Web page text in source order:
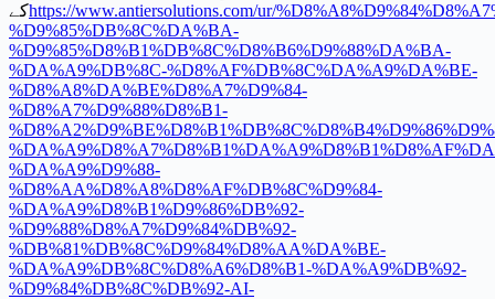
کےhttps://www.antiersolutions.com/ur/
%D9%85%DB%8C%DA%BA-
%D9%85%D8%B1%DB%8C%D8%B6%D9%88%DA%BA-
%DA%A9%DB%8C-%D8%AF%DB%8C%DA%A9%DA%BE-
%D8%A8%DA%BE%D8%A7%D9%84-
%D8%A7%D9%88%D8%B1-
%DA%A9%D9%88-
%D8%AA%D8%A8%D8%AF%DB%8C%D9%84-
%DA%A9%D8%B1%D9%86%DB%92-
%D9%88%D8%A7%D9%84%DB%92-
%DB%81%DB%8C%D9%84%D8%AA%DA%BE-
%DA%A9%DB%8C%D8%A6%D8%B1-%DA%A9%DB%92-
%D9%84%DB%8C%DB%92-AI-